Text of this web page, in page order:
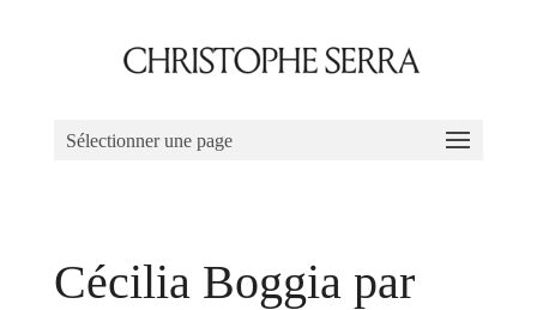
Sélectionner une page
Cécilia Boggia par